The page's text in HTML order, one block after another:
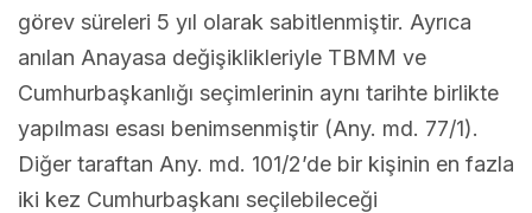
görev süreleri 5 yıl olarak sabitlenmiştir. Ayrıca
anılan Anayasa değişiklikleriyle TBMM ve
Cumhurbaşkanlığı seçimlerinin aynı tarihte birlikte
yapılması esası benimsenmiştir (Any. md. 77/1).
Diğer taraftan Any. md. 101/2’de bir kişinin en fazla
iki kez Cumhurbaşkanı seçilebileceği